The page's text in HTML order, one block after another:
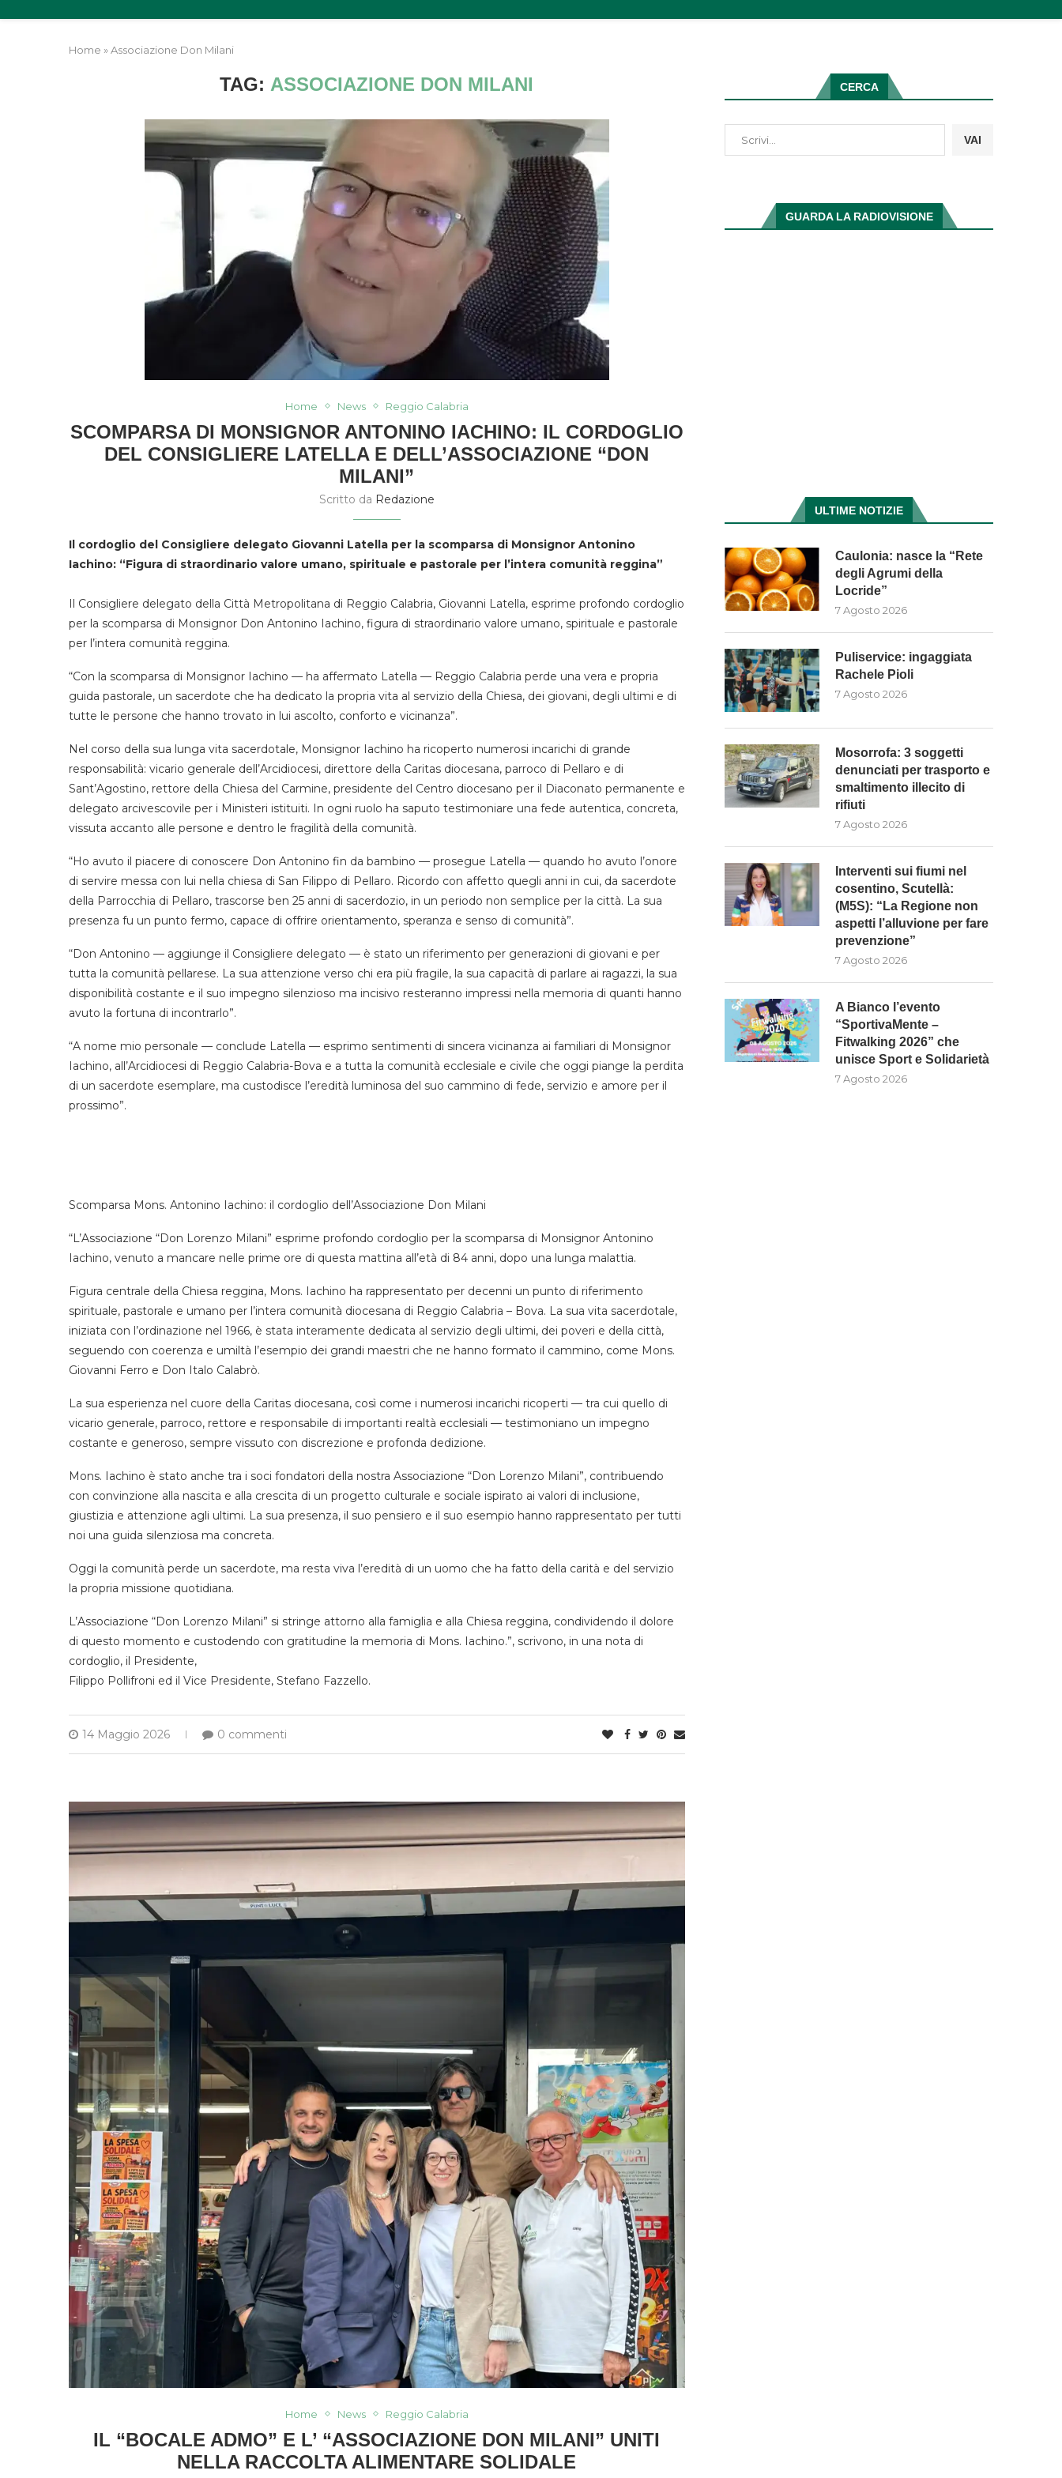
Home »Associazione Don Milani
TAG: ASSOCIAZIONE DON MILANI
Home News Reggio Calabria
SCOMPARSA DI MONSIGNOR ANTONINO IACHINO: IL CORDOGLIO
DEL CONSIGLIERE LATELLA E DELL’ASSOCIAZIONE “DON
MILANI”
Scritto da Redazione
Il cordoglio del Consigliere delegato Giovanni Latella per la scomparsa di Monsignor Antonino
Iachino: “Figura di straordinario valore umano, spirituale e pastorale per l’intera comunità reggina”
Il Consigliere delegato della Città Metropolitana di Reggio Calabria, Giovanni Latella, esprime profondo cordoglio
per la scomparsa di Monsignor Don Antonino Iachino, figura di straordinario valore umano, spirituale e pastorale
per l’intera comunità reggina.
“Con la scomparsa di Monsignor Iachino — ha affermato Latella — Reggio Calabria perde una vera e propria
guida pastorale, un sacerdote che ha dedicato la propria vita al servizio della Chiesa, dei giovani, degli ultimi e di
tutte le persone che hanno trovato in lui ascolto, conforto e vicinanza”.
Nel corso della sua lunga vita sacerdotale, Monsignor Iachino ha ricoperto numerosi incarichi di grande
responsabilità: vicario generale dell’Arcidiocesi, direttore della Caritas diocesana, parroco di Pellaro e di
Sant’Agostino, rettore della Chiesa del Carmine, presidente del Centro diocesano per il Diaconato permanente e
delegato arcivescovile per i Ministeri istituiti. In ogni ruolo ha saputo testimoniare una fede autentica, concreta,
vissuta accanto alle persone e dentro le fragilità della comunità.
“Ho avuto il piacere di conoscere Don Antonino fin da bambino — prosegue Latella — quando ho avuto l’onore
di servire messa con lui nella chiesa di San Filippo di Pellaro. Ricordo con affetto quegli anni in cui, da sacerdote
della Parrocchia di Pellaro, trascorse ben 25 anni di sacerdozio, in un periodo non semplice per la città. La sua
presenza fu un punto fermo, capace di offrire orientamento, speranza e senso di comunità”.
“Don Antonino — aggiunge il Consigliere delegato — è stato un riferimento per generazioni di giovani e per
tutta la comunità pellarese. La sua attenzione verso chi era più fragile, la sua capacità di parlare ai ragazzi, la sua
disponibilità costante e il suo impegno silenzioso ma incisivo resteranno impressi nella memoria di quanti hanno
avuto la fortuna di incontrarlo”.
“A nome mio personale — conclude Latella — esprimo sentimenti di sincera vicinanza ai familiari di Monsignor
Iachino, all’Arcidiocesi di Reggio Calabria-Bova e a tutta la comunità ecclesiale e civile che oggi piange la perdita
di un sacerdote esemplare, ma custodisce l’eredità luminosa del suo cammino di fede, servizio e amore per il
prossimo”.
Scomparsa Mons. Antonino Iachino: il cordoglio dell’Associazione Don Milani
“L’Associazione “Don Lorenzo Milani” esprime profondo cordoglio per la scomparsa di Monsignor Antonino
Iachino, venuto a mancare nelle prime ore di questa mattina all’età di 84 anni, dopo una lunga malattia.
Figura centrale della Chiesa reggina, Mons. Iachino ha rappresentato per decenni un punto di riferimento
spirituale, pastorale e umano per l’intera comunità diocesana di Reggio Calabria – Bova. La sua vita sacerdotale,
iniziata con l’ordinazione nel 1966, è stata interamente dedicata al servizio degli ultimi, dei poveri e della città,
seguendo con coerenza e umiltà l’esempio dei grandi maestri che ne hanno formato il cammino, come Mons.
Giovanni Ferro e Don Italo Calabrò.
La sua esperienza nel cuore della Caritas diocesana, così come i numerosi incarichi ricoperti — tra cui quello di
vicario generale, parroco, rettore e responsabile di importanti realtà ecclesiali — testimoniano un impegno
costante e generoso, sempre vissuto con discrezione e profonda dedizione.
Mons. Iachino è stato anche tra i soci fondatori della nostra Associazione “Don Lorenzo Milani”, contribuendo
con convinzione alla nascita e alla crescita di un progetto culturale e sociale ispirato ai valori di inclusione,
giustizia e attenzione agli ultimi. La sua presenza, il suo pensiero e il suo esempio hanno rappresentato per tutti
noi una guida silenziosa ma concreta.
Oggi la comunità perde un sacerdote, ma resta viva l’eredità di un uomo che ha fatto della carità e del servizio
la propria missione quotidiana.
L’Associazione “Don Lorenzo Milani” si stringe attorno alla famiglia e alla Chiesa reggina, condividendo il dolore
di questo momento e custodendo con gratitudine la memoria di Mons. Iachino.”, scrivono, in una nota di
cordoglio, il Presidente,
Filippo Pollifroni ed il Vice Presidente, Stefano Fazzello.
14 Maggio 2026 0 commenti
Home News Reggio Calabria
IL “BOCALE ADMO” E L’ “ASSOCIAZIONE DON MILANI” UNITI
NELLA RACCOLTA ALIMENTARE SOLIDALE
CERCA
VAI
GUARDA LA RADIOVISIONE
ULTIME NOTIZIE
Caulonia: nasce la “Rete
degli Agrumi della
Locride”
7 Agosto 2026
Puliservice: ingaggiata
Rachele Pioli
7 Agosto 2026
Mosorrofa: 3 soggetti
denunciati per trasporto e
smaltimento illecito di
rifiuti
7 Agosto 2026
Interventi sui fiumi nel
cosentino, Scutellà:
(M5S): “La Regione non
aspetti l’alluvione per fare
prevenzione”
7 Agosto 2026
A Bianco l’evento
“SportivaMente –
Fitwalking 2026” che
unisce Sport e Solidarietà
7 Agosto 2026